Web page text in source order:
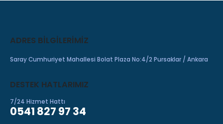
ADRES BILGILERIMIZ
Saray Cumhuriyet Mahallesi Bolat Plaza No:4/2 Pursaklar / Ankara
DESTEK HATLARIMIZ
7/24 Hizmet Hattı
0541 827 97 34